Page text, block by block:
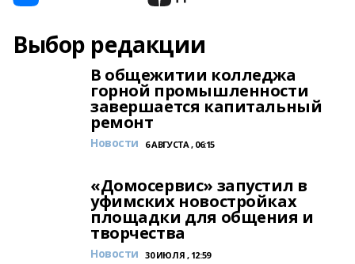
Выбор редакции
В общежитии колледжа
горной промышленности
завершается капитальный
ремонт
Новости 6 АВГУСТА , 06:15
«Домосервис» запустил в
уфимских новостройках
площадки для общения и
творчества
Новости 30 ИЮЛЯ , 12:59